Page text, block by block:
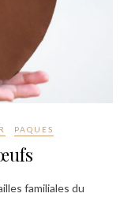
PAQUES
familiales du